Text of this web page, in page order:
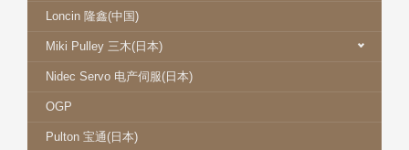
Loncin 隆鑫(中国)
Miki Pulley 三木(日本)
Nidec Servo 电产伺服(日本)
OGP
Pulton 宝通(日本)